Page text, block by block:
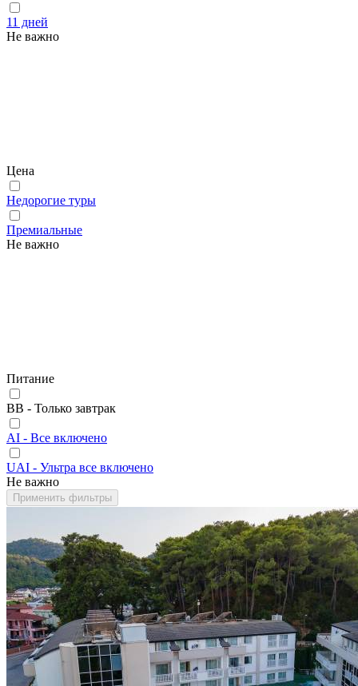
11 дней
Не важно
Цена
Недорогие туры
Премиальные
Не важно
Питание
BB - Только завтрак
AI - Все включено
UAI - Ультра все включено
Не важно
Применить фильтры